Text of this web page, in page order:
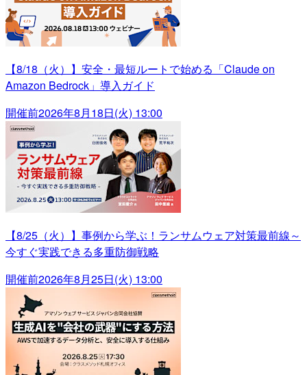
【8/18（火）】安全・最短ルートで始める「Claude on
Amazon Bedrock」導入ガイド
開催前2026年8月18日(火) 13:00
【8/25（火）】事例から学ぶ！ランサムウェア対策最前線～
今すぐ実践できる多重防御戦略
開催前2026年8月25日(火) 13:00